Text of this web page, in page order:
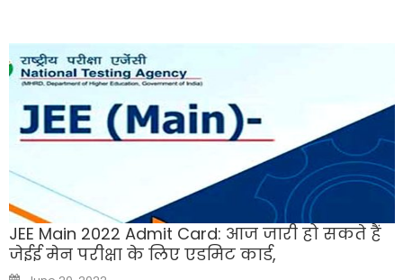
JEE Main 2022 Admit Card: आज जारी हो सकते हैं
जेईई मेन परीक्षा के लिए एडमिट कार्ड,
Posted